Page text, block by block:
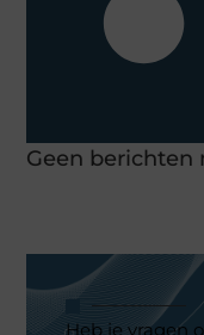
Geen berichten
Heb je vragen